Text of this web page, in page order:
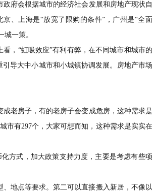
府会根据城市的经济社会发展和房地产现状
、上海是“放宽了限购的条件”，广州是“全
一策。
，“虹吸效应”有利有弊，在不同城市和城市
导大中小城市和小城镇协调发展。房地产市
老房子，有的老房子会变成危房，这种需求
市有297个，大家可想而知，这种需求是实实
方式，加大政策支持力度，主要是考虑有些
地点等要求。第二可以直接搬入新居，不像